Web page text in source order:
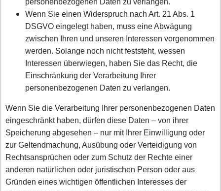
Wenn Sie einen Widerspruch nach Art. 21 Abs. 1
DSGVO eingelegt haben, muss eine Abwägung
zwischen Ihren und unseren Interessen vorgenommen
werden. Solange noch nicht feststeht, wessen
Interessen überwiegen, haben Sie das Recht, die
Einschränkung der Verarbeitung Ihrer
personenbezogenen Daten zu verlangen.
Wenn Sie die Verarbeitung Ihrer personenbezogenen Daten
eingeschränkt haben, dürfen diese Daten – von ihrer
Speicherung abgesehen – nur mit Ihrer Einwilligung oder
zur Geltendmachung, Ausübung oder Verteidigung von
Rechtsansprüchen oder zum Schutz der Rechte einer
anderen natürlichen oder juristischen Person oder aus
Gründen eines wichtigen öffentlichen Interesses der